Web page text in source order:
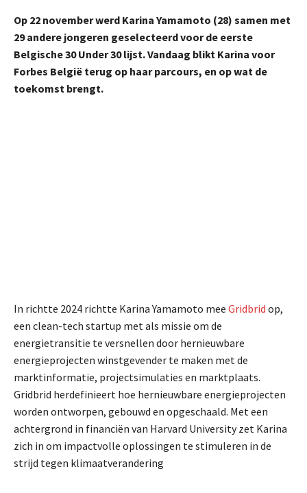
Op 22 november werd Karina Yamamoto (28) samen met
29 andere jongeren geselecteerd voor de eerste
Belgische 30 Under 30 lijst. Vandaag blikt Karina voor
Forbes België terug op haar parcours, en op wat de
toekomst brengt.
In richtte 2024 richtte Karina Yamamoto mee Gridbrid op,
een clean-tech startup met als missie om de
energietransitie te versnellen door hernieuwbare
energieprojecten winstgevender te maken met de
marktinformatie, projectsimulaties en marktplaats.
Gridbrid herdefinieert hoe hernieuwbare energieprojecten
worden ontworpen, gebouwd en opgeschaald. Met een
achtergrond in financiën van Harvard University zet Karina
zich in om impactvolle oplossingen te stimuleren in de
strijd tegen klimaatverandering